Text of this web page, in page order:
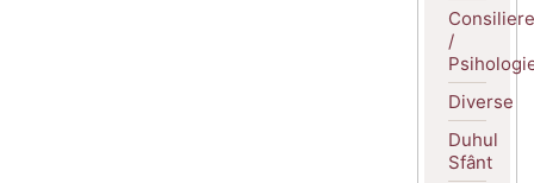
Consiliere
/
Diverse
Duhul
Sfânt